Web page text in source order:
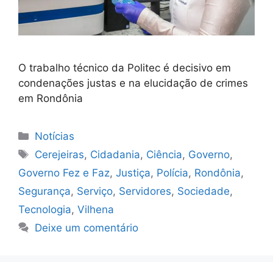
O trabalho técnico da Politec é decisivo em
condenações justas e na elucidação de crimes
em Rondônia
Categorias
Notícias
Tags
Cerejeiras, Cidadania, Ciência, Governo,
Governo Fez e Faz, Justiça, Polícia, Rondônia,
Segurança, Serviço, Servidores, Sociedade,
Tecnologia, Vilhena
Deixe um comentário